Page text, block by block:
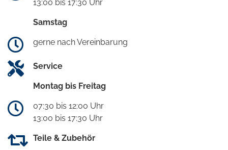
13:00 bis 17:30 Uhr
Samstag
gerne nach Vereinbarung
Service
Montag bis Freitag
07:30 bis 12:00 Uhr
13:00 bis 17:30 Uhr
Teile & Zubehör